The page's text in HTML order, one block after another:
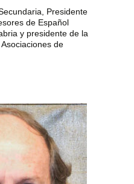
Presidente
de Español
y presidente de la
de